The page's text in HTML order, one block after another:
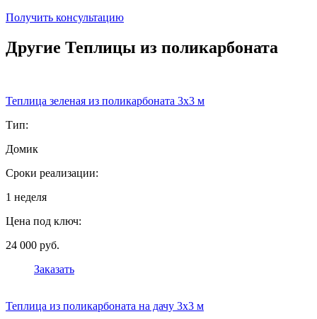
Получить консультацию
Другие Теплицы из поликарбоната
Теплица зеленая из поликарбоната 3х3 м
Тип:
Домик
Сроки реализации:
1 неделя
Цена под ключ:
24 000 руб.
Заказать
Теплица из поликарбоната на дачу 3х3 м